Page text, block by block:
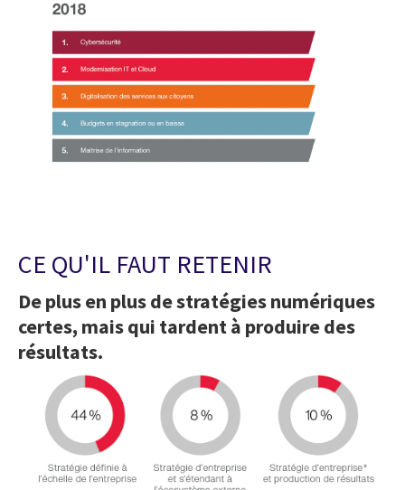
CE QU'IL FAUT RETENIR
De plus en plus de stratégies numériques
certes, mais qui tardent à produire des
résultats.